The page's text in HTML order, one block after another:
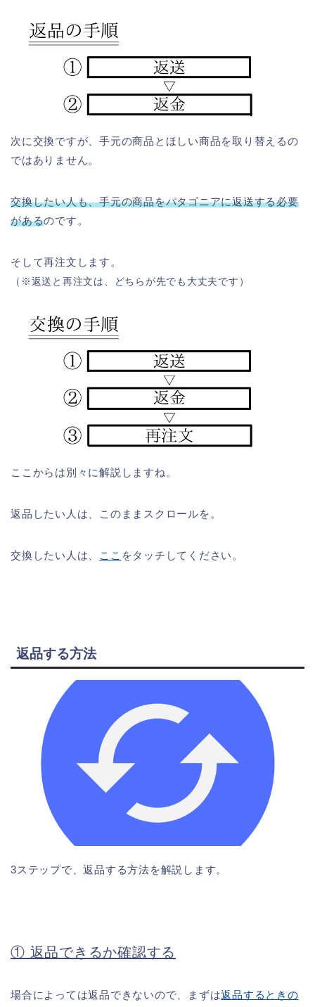
次に交換ですが、手元の商品とほしい商品を取り替えるの
ではありません。
交換したい人も、手元の商品をパタゴニアに返送する必要
があるのです。
そして再注文します。
（※返送と再注文は、どちらが先でも大丈夫です）
ここからは別々に解説しますね。
返品したい人は、このままスクロールを。
交換したい人は、 ここ をタッチしてください。
返品する方法
3ステップで、返品する方法を解説します。
① 返品できるか確認する
場合によっては返品できないので、まずは返品するときの